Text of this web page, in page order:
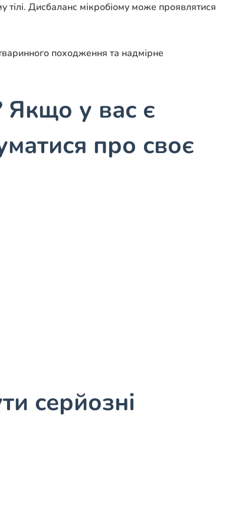
Дисбаланс мікробіому може проявлятися
походження та надмірне
Якщо у вас є
про своє
серйозні